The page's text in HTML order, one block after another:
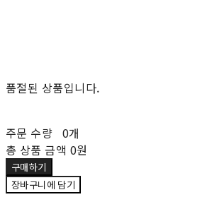
품절된 상품입니다.
주문 수량 0개
총 상품 금액 0원
구매하기
장바구니에 담기